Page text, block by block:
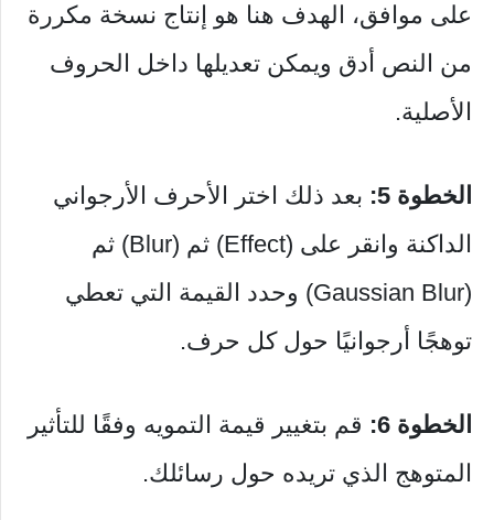
على موافق، الهدف هنا هو إنتاج نسخة مكررة
من النص أدق ويمكن تعديلها داخل الحروف
الأصلية.
الخطوة 5:
بعد ذلك اختر الأحرف الأرجواني
الداكنة وانقر على (Effect) ثم (Blur) ثم
(Gaussian Blur) وحدد القيمة التي تعطي
توهجًا أرجوانيًا حول كل حرف.
الخطوة 6:
قم بتغيير قيمة التمويه وفقًا للتأثير
المتوهج الذي تريده حول رسائلك.